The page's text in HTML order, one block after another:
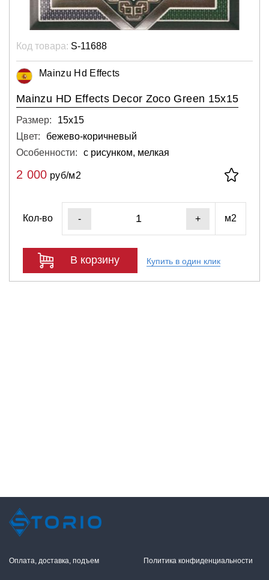
Код товара: S-11688
Mainzu Hd Effects
Mainzu HD Effects Decor Zoco Green 15x15
Размер:
15х15
Цвет:
бежево-коричневый
Особенности:
с рисунком, мелкая
2 000 руб/м2
Кол-во - + м2
В корзину Купить в один клик
Оплата, доставка, подъем Политика конфиденциальности